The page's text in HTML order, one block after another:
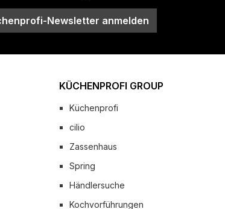
Newsletter anmelden
KÜCHENPROFI GROUP
Küchenprofi
cilio
Zassenhaus
Spring
Händlersuche
Kochvorführungen